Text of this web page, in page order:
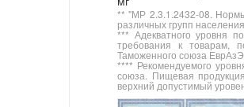
** "МР 2.3.1.2432-08.
различных групп
*** Адекватного уровня
требования к товарам,
Таможенного союза
**** Рекомендуемого
союза. Пищевая
верхний допустимый